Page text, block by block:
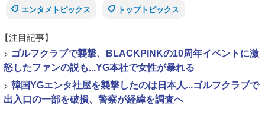
エンタメトピックス
トップトピックス
【注目記事】
> ゴルフクラブで襲撃、BLACKPINKの10周年イベントに激
怒したファンの説も...YG本社で女性が暴れる
> 韓国YGエンタ社屋を襲撃したのは日本人...ゴルフクラブで
出入口の一部を破損、警察が経緯を調査へ